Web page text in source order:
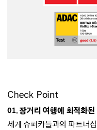
Check Point
01. 장거리 여행에 최적화
세계 슈퍼카들과의 파트너